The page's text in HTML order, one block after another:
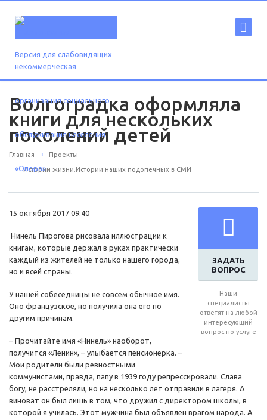
Версия для слабовидящих
Волгоградка оформляла
книги для нескольких
поколений детей
Главная Проекты
Истории жизни.Истории наших подопечных в СМИ
ЗАДАТЬ
ВОПРОС
Наши
специалисты
ответят на любой
интересующий
вопрос по услуге
15 октября 2017 09:40
Нинель Пирогова рисовала иллюстрации к
книгам, которые держал в руках практически
каждый из жителей не только нашего города,
но и всей страны.
У нашей собеседницы не совсем обычное имя.
Оно французское, но получила она его по
другим причинам.
– Прочитайте имя «Нинель» наоборот,
получится «Ленин», – улыбается пенсионерка. –
Мои родители были ревностными
коммунистами, правда, папу в 1939 году репрессировали. Слава
богу, не расстреляли, но на несколько лет отправили в лагеря. А
виноват он был лишь в том, что дружил с директором школы, в
которой я училась. Этот мужчина был объявлен врагом народа. А